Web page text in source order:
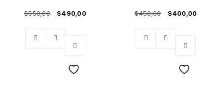
$550,00 $490,00 $450,00 $400,00